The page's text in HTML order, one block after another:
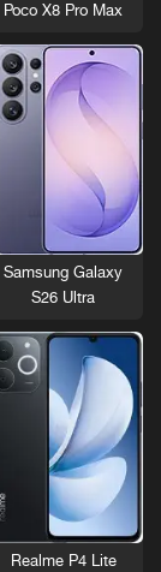
Poco X8 Pro Max
Samsung Galaxy
S26 Ultra
Realme P4 Lite